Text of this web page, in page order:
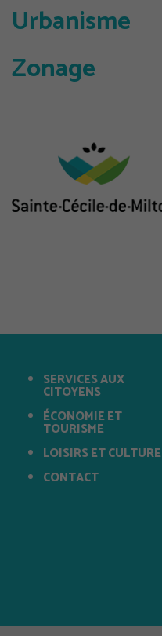
Urbanisme
Zonage
SERVICES AUX
CITOYENS
ÉCONOMIE ET
TOURISME
LOISIRS ET CULTURE
CONTACT